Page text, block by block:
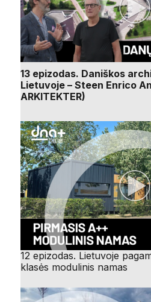
13 epizodas. Daniškos
Lietuvoje – Steen Enrico
ARKITEKTER)
12 epizodas. Lietuvoje
klasės modulinis namas